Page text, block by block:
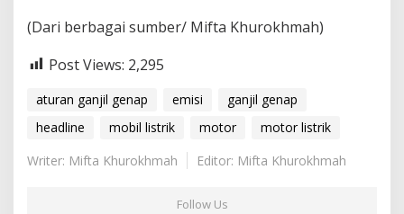
(Dari berbagai sumber/ Mifta Khurokhmah)
Post Views: 2,295
aturan ganjil genap emisi
ganjil genap
headline
mobil listrik motor
motor listrik
Writer: Mifta Khurokhmah
Editor: Mifta Khurokhmah
Follow Us